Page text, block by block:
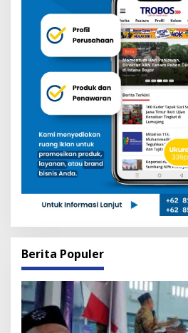
Berita Populer